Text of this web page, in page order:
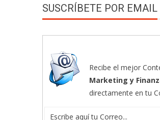
SUSCRÍBETE POR EMAIL
Recibe el mejor
Marketing y
directamente en tu